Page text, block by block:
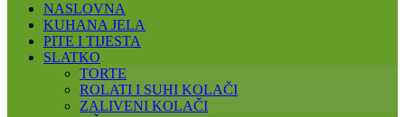
NASLOVNA
KUHANA JELA
PITE I TIJESTA
SLATKO
TORTE
ROLATI I SUHI KOLAČI
ZALIVENI KOLAČI